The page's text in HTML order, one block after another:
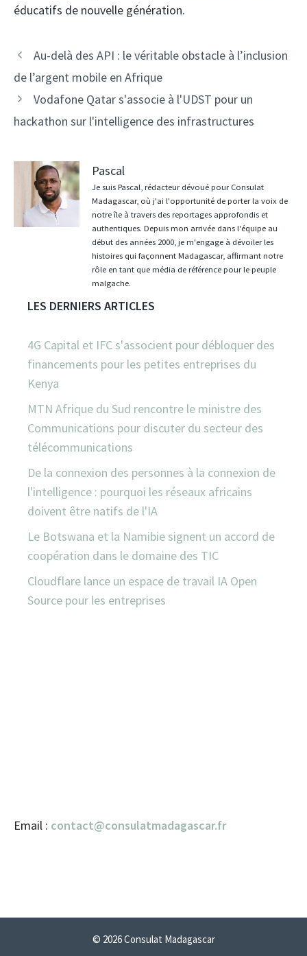
éducatifs de nouvelle génération.
Navigation
des
Au-delà des API : le véritable obstacle à l’inclusion
de l’argent mobile en Afrique
Vodafone Qatar s'associe à l'UDST pour un
hackathon sur l'intelligence des infrastructures
Pascal
Je suis Pascal, rédacteur dévoué pour Consulat
Madagascar, où j'ai l'opportunité de porter la voix de
notre île à travers des reportages approfondis et
authentiques. Depuis mon arrivée dans l'équipe au
début des années 2000, je m'engage à dévoiler les
histoires qui façonnent Madagascar, affirmant notre
rôle en tant que média de référence pour le peuple
malgache.
LES DERNIERS ARTICLES
4G Capital et IFC s'associent pour débloquer des
financements pour les petites entreprises du
Kenya
MTN Afrique du Sud rencontre le ministre des
Communications pour discuter du secteur des
télécommunications
De la connexion des personnes à la connexion de
l'intelligence : pourquoi les réseaux africains
doivent être natifs de l'IA
Le Botswana et la Namibie signent un accord de
coopération dans le domaine des TIC
Cloudflare lance un espace de travail IA Open
Source pour les entreprises
Email : contact@consulatmadagascar.fr
© 2026 Consulat Madagascar